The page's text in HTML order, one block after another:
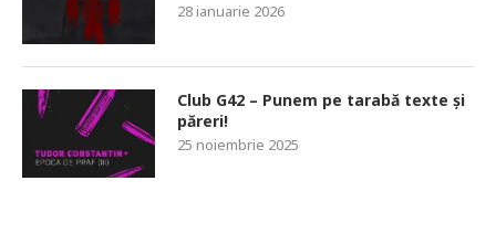
28 ianuarie 2026
Club G42 – Punem pe tarabă texte și
păreri!
25 noiembrie 2025